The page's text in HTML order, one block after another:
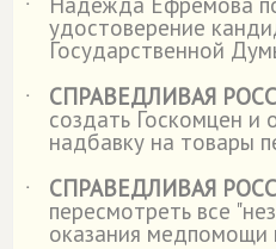
˙
удостоверение
Государственной
˙
СПРАВЕДЛИВАЯ
создать Госкомцен и
надбавку на товары
˙
СПРАВЕДЛИВАЯ
пересмотреть все
оказания медпомощи